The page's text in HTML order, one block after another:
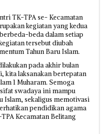
TK-TPA se- Kecamatan
kegiatan yang kedua
beda dalam setiap
tersebut diubah
Tahun Baru Islam.
pada akhir bulan
kita laksanakan bertepatan
1 Muharam. Semoga
swadaya ini mampu
Islam, sekaligus memotivasi
pendidikan agama
Kecamatan Belitang